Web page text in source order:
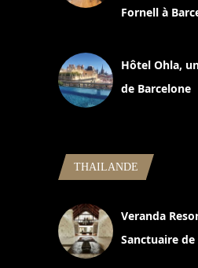
Fornell à
Hôtel Ohla,
de Barcelone
THAILANDE
Veranda
Sanctuaire